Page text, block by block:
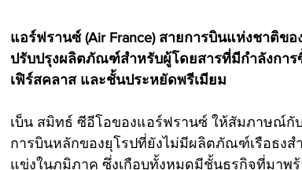
แอร์ฟรานซ์ (Air France) สายการบินแห่งชาติข
ปรับปรุงผลิตภัณฑ์สำหรับผู้โดยสารที่มีกำลังกา
เฟิร์สคลาส และชั้นประหยัดพรีเมียม
เบ็น สมิทธ์ ซีอีโอของแอร์ฟรานซ์ ให้สัมภาษณ์กั
การบินหลักของยุโรปที่ยังไม่มีผลิตภัณฑ์เรือธงส
แข่งในภูมิภาค ซึ่งเกือบทั้งหมดมีชั้นธุรกิจที่มาพ